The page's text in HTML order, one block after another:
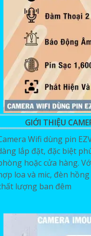
GIỚI THIỆU
Wifi dùng pin
lắp đặt, đặc biệt
hoặc cửa hàng.
loa và mic, đèn
lượng ban đêm